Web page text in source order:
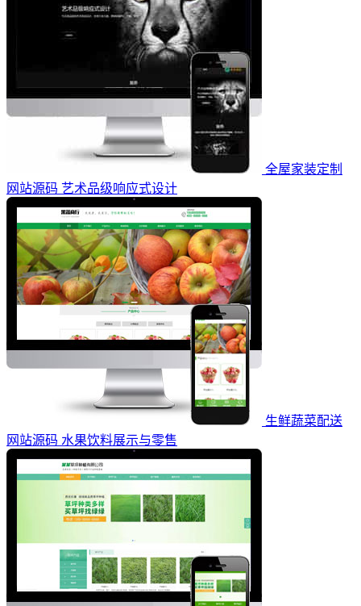
全屋家装定制
网站源码 艺术品级响应式设计
生鲜蔬菜配送
网站源码 水果饮料展示与零售